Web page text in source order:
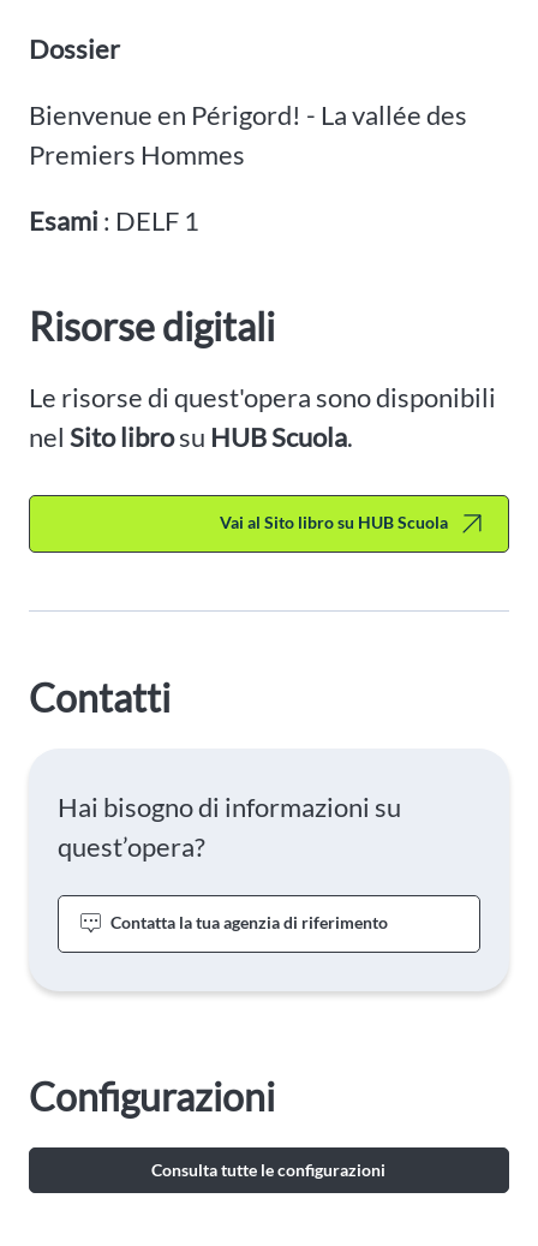
Dossier
Bienvenue en Périgord! - La vallée des
Premiers Hommes
Esami : DELF 1
Risorse digitali
Le risorse di quest'opera sono disponibili
nel Sito librosu HUB Scuola.
Vai al Sito libro su HUB Scuola
Contatti
Hai bisogno di informazioni su
quest’opera?
Contatta la tua agenzia di riferimento
Configurazioni
Consulta tutte le configurazioni